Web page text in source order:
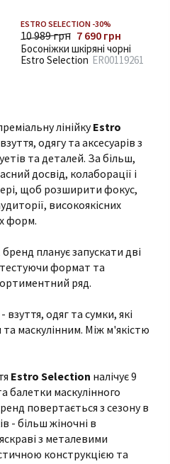
ESTRO SELECTION -30%
10 989 грн 7 690 грн
Босоніжки шкіряні чорні
Estro Selection ER00119261
лінійкуEstro
одягу та аксесуарів з
та деталей. За більш,
досвід, колаборації і
щоб розширити фокус,
високоякісних
форм.
бренд планує запускати дві
тестуючи формат та
ряд.
взуття, одяг та сумки, які
маскулінним. Між м'якістю
Estro Selection налічує 9
балетки маскулінного
повертається з сезону в
- більш жіночні в
з металевими
конструкцією та